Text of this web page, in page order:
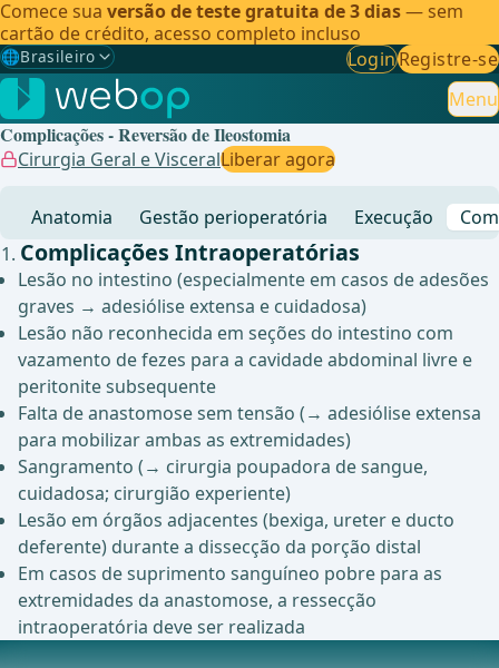
Comece sua versão de teste gratuita de 3 dias— sem
cartão de crédito, acesso completo incluso
🌐Brasileiro
Gewählte Sprache: Brasileiro
🇩🇪 Alemão
🇬🇧Inglês
🇧🇷 Brasileiro
LoginRegistre-se
Menu
Complicações - Reversão de Ileostomia
Cirurgia Geral e VisceralLiberar agora
Anatomia Gestão perioperatória Execução
Complicações Intraoperatórias
Lesão no intestino (especialmente em casos de adesões
graves → adesiólise extensa e cuidadosa)
Lesão não reconhecida em seções do intestino com
vazamento de fezes para a cavidade abdominal livre e
peritonite subsequente
Falta de anastomose sem tensão (→ adesiólise extensa
para mobilizar ambas as extremidades)
Sangramento (→ cirurgia poupadora de sangue,
cuidadosa; cirurgião experiente)
Lesão em órgãos adjacentes (bexiga, ureter e ducto
deferente) durante a dissecção da porção distal
Em casos de suprimento sanguíneo pobre para as
extremidades da anastomose, a ressecção
intraoperatória deve ser realizada
Complicações Pós-Operatórias